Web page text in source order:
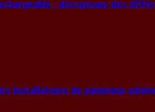
: décryptage des
installateurs de panneaux